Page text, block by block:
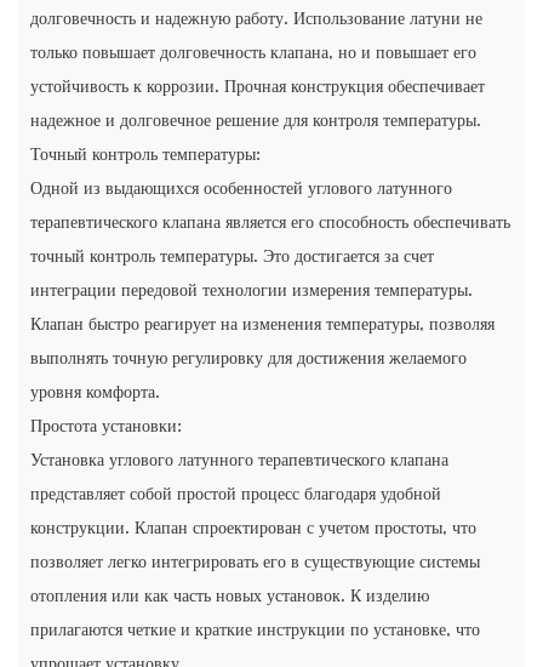
долговечность и надежную работу. Использование латуни не
только повышает долговечность клапана, но и повышает его
устойчивость к коррозии. Прочная конструкция обеспечивает
надежное и долговечное решение для контроля температуры.
Точный контроль температуры:
Одной из выдающихся особенностей углового латунного
терапевтического клапана является его способность обеспечивать
точный контроль температуры. Это достигается за счет
интеграции передовой технологии измерения температуры.
Клапан быстро реагирует на изменения температуры, позволяя
выполнять точную регулировку для достижения желаемого
уровня комфорта.
Простота установки:
Установка углового латунного терапевтического клапана
представляет собой простой процесс благодаря удобной
конструкции. Клапан спроектирован с учетом простоты, что
позволяет легко интегрировать его в существующие системы
отопления или как часть новых установок. К изделию
прилагаются четкие и краткие инструкции по установке, что